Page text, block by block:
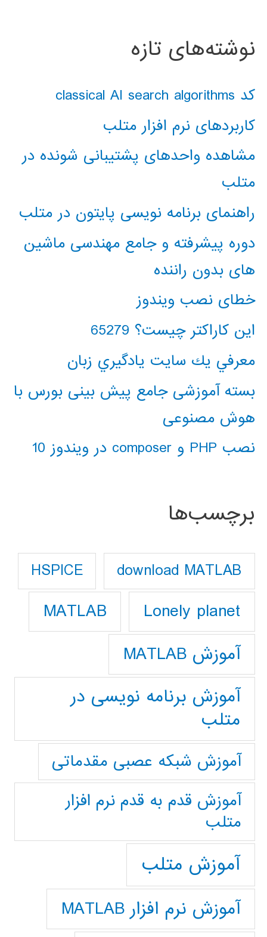
نوشته‌های تازه
کد classical AI search algorithms
کاربردهای نرم افزار متلب
مشاهده واحدهای پشتیبانی شونده در
متلب
راهنمای برنامه نویسی پایتون در متلب
دوره پیشرفته و جامع مهندسی ماشین
های بدون راننده
خطای نصب ویندوز
این کاراکتر چیست؟ 65279
معرفي يك سايت يادگيري زبان
بسته آموزشی جامع پیش بینی بورس با
هوش مصنوعی
نصب PHP و composer در ویندوز 10
برچسب‌ها
download MATLAB
HSPICE
Lonely planet
MATLAB
آموزش MATLAB
آموزش برنامه نویسی در
متلب
آموزش شبکه عصبی مقدماتی
آموزش قدم به قدم نرم افزار
متلب
آموزش متلب
آموزش نرم افزار MATLAB